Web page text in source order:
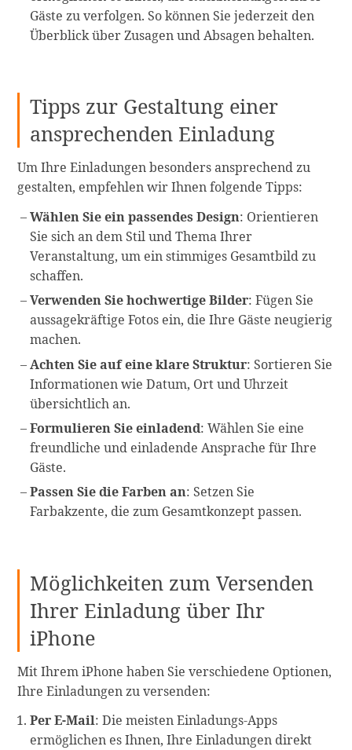
Gäste zu verfolgen. So können Sie jederzeit den
Überblick über Zusagen und Absagen behalten.
Tipps zur Gestaltung einer
ansprechenden Einladung
Um Ihre Einladungen besonders ansprechend zu
gestalten, empfehlen wir Ihnen folgende Tipps:
Wählen Sie ein passendes Design: Orientieren
Sie sich an dem Stil und Thema Ihrer
Veranstaltung, um ein stimmiges Gesamtbild zu
schaffen.
Verwenden Sie hochwertige Bilder: Fügen Sie
aussagekräftige Fotos ein, die Ihre Gäste neugierig
machen.
Achten Sie auf eine klare Struktur: Sortieren Sie
Informationen wie Datum, Ort und Uhrzeit
übersichtlich an.
Formulieren Sie einladend: Wählen Sie eine
freundliche und einladende Ansprache für Ihre
Gäste.
Passen Sie die Farben an: Setzen Sie
Farbakzente, die zum Gesamtkonzept passen.
Möglichkeiten zum Versenden
Ihrer Einladung über Ihr
iPhone
Mit Ihrem iPhone haben Sie verschiedene Optionen,
Ihre Einladungen zu versenden:
Per E-Mail: Die meisten Einladungs-Apps
ermöglichen es Ihnen, Ihre Einladungen direkt